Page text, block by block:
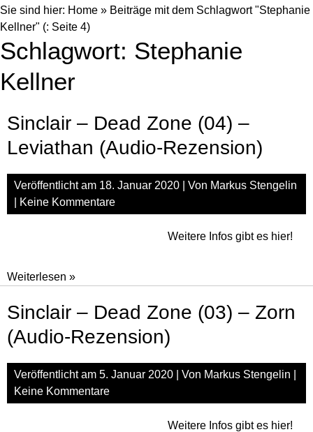
Sie sind hier: Home » Beiträge mit dem Schlagwort "Stephanie
Kellner" (: Seite 4)
Schlagwort: Stephanie
Kellner
Sinclair – Dead Zone (04) –
Leviathan (Audio-Rezension)
Veröffentlicht am 18. Januar 2020 | Von Markus Stengelin
Keine Kommentare
Weitere Infos gibt es hier!
Weiterlesen »Sinclair
Dead
(04)
Leviathan
(Audio-
Sinclair – Dead Zone (03) – Zorn
(Audio-Rezension)
Veröffentlicht am 5. Januar 2020 | Von Markus Stengelin
Keine Kommentare
Weitere Infos gibt es hier!